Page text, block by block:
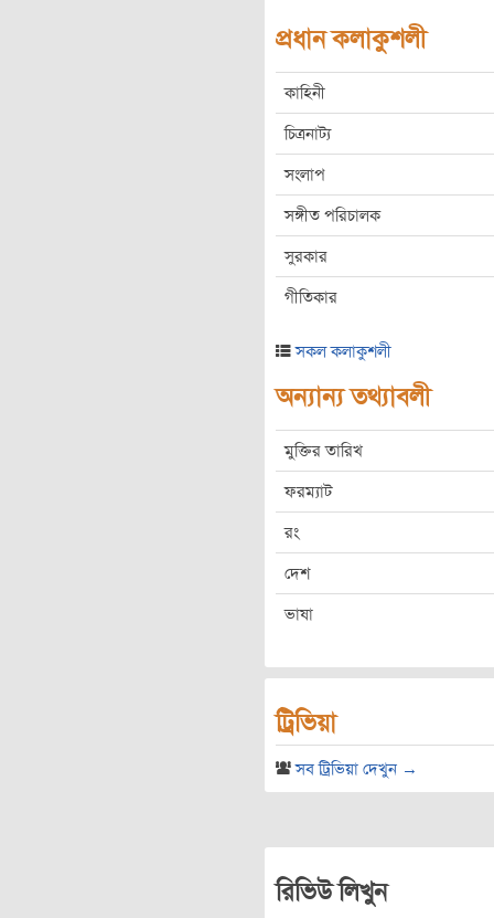
প্রধান কলাকুশলী
কাহিনী
চিত্রনাট্য
সংলাপ
সঙ্গীত পরিচালক
সুরকার
গীতিকার
সকল কলাকুশলী
অন্যান্য তথ্যাবলী
মুক্তির তারিখ
ফরম্যাট
রং
দেশ
ভাষা
ট্রিভিয়া
সব ট্রিভিয়া দেখুন →
রিভিউ লিখুন